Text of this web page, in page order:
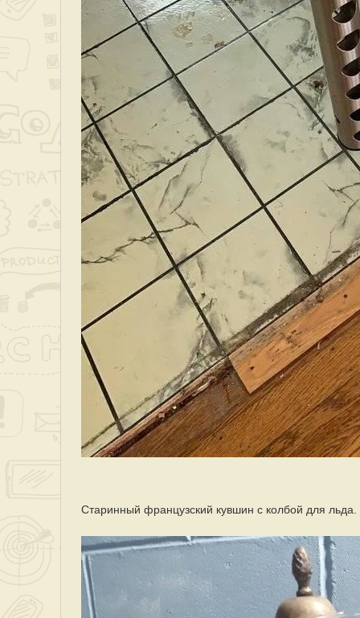
Старинный французский кувшин с колбой для льда.